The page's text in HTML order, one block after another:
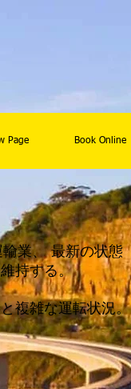
Page Book Online
輸業、 最新の状態
持する。
複雑な運転状況。